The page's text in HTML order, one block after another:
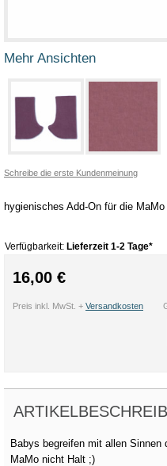
Mehr Ansichten
Schreibe die erste Kundenmeinung
hygienisches Add-On für die MaMo
Verfügbarkeit: Lieferzeit 1-2 Tage*
16,00 €
Preis inkl. MwSt. + Versandkosten
Babys begreifen mit allen
MaMo nicht Halt ;)